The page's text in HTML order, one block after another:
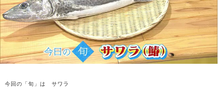
今回の「旬」は サワラ